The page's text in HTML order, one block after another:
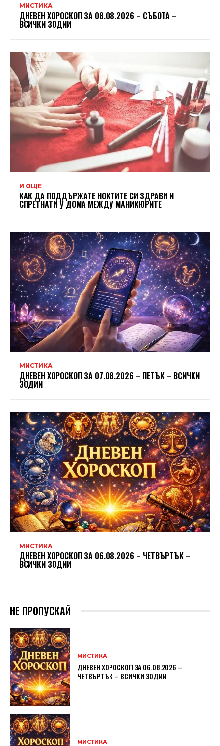
МИСТИКА
ДНЕВЕН ХОРОСКОП ЗА 08.08.2026 – СЪБОТА –
ВСИЧКИ ЗОДИИ
И ОЩЕ
КАК ДА ПОДДЪРЖАТЕ НОКТИТЕ СИ ЗДРАВИ И
СПРЕТНАТИ У ДОМА МЕЖДУ МАНИКЮРИТЕ
МИСТИКА
ДНЕВЕН ХОРОСКОП ЗА 07.08.2026 – ПЕТЪК – ВСИЧКИ
ЗОДИИ
МИСТИКА
ДНЕВЕН ХОРОСКОП ЗА 06.08.2026 – ЧЕТВЪРТЪК –
ВСИЧКИ ЗОДИИ
НЕ ПРОПУСКАЙ
МИСТИКА
ДНЕВЕН ХОРОСКОП ЗА 06.08.2026 –
ЧЕТВЪРТЪК – ВСИЧКИ ЗОДИИ
МИСТИКА